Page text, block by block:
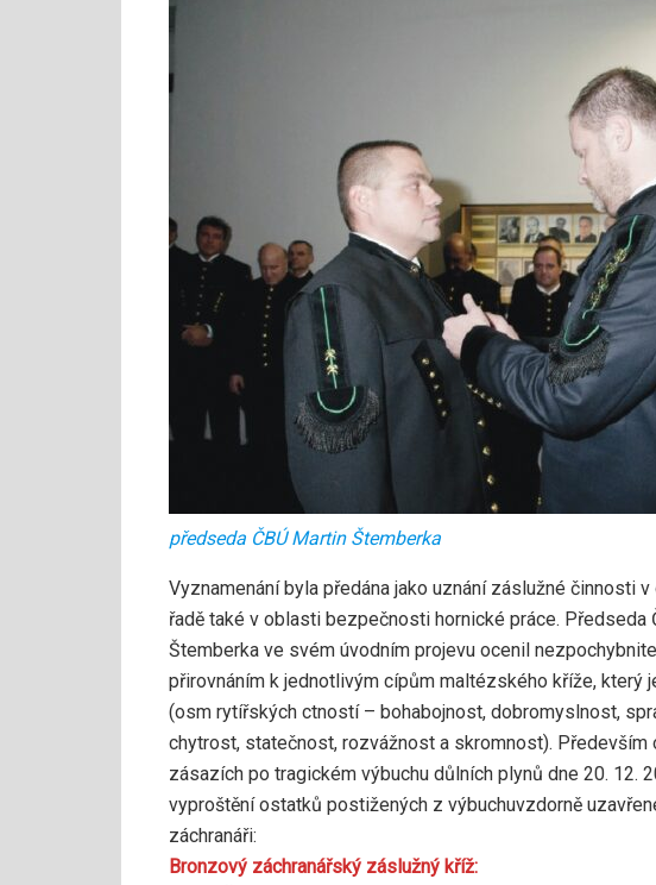
předseda ČBÚ Martin Štemberka
Vyznamenání byla předána jako uznání záslužné činnosti
řadě také v oblasti bezpečnosti hornické práce. Předseda
Štemberka ve svém úvodním projevu ocenil
přirovnáním k jednotlivým cípům maltézského kříže, který
(osm rytířských ctností – bohabojnost, dobromyslnost,
chytrost, statečnost, rozvážnost a skromnost). Především
zásazích po tragickém výbuchu důlních plynů dne 20. 12.
vyproštění ostatků postižených z výbuchuvzdorně
záchranáři:
Bronzový záchranářský záslužný kříž: